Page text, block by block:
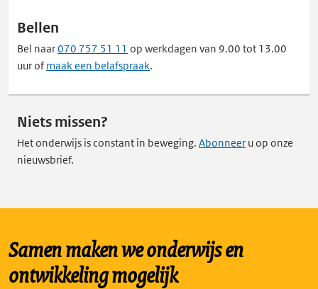
Bellen
Bel naar070 757 51 11 op werkdagen van 9.00 tot 13.00
uur ofmaak een belafspraak.
Niets missen?
Het onderwijs is constant in beweging. Abonneer u op onze
nieuwsbrief.
Samen maken we onderwijs en
ontwikkeling mogelijk